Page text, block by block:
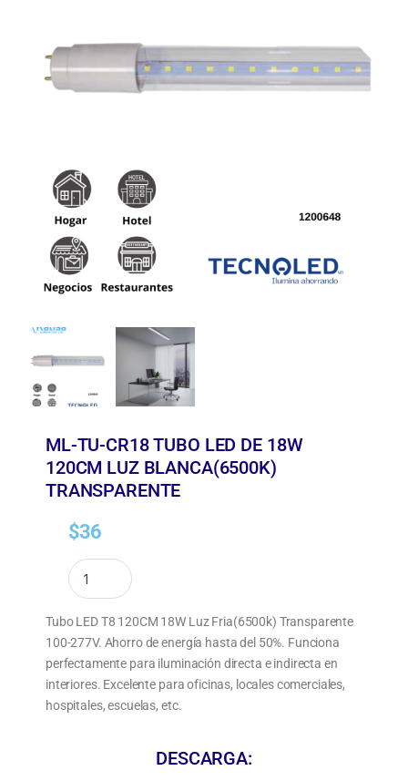
ML-TU-CR18 TUBO LED DE 18W
120CM LUZ BLANCA(6500K)
TRANSPARENTE
$36
Tubo LED T8 120CM 18W Luz Fria(6500k) Transparente
100-277V. Ahorro de energía hasta del 50%. Funciona
perfectamente para iluminación directa e indirecta en
interiores. Excelente para oficinas, locales comerciales,
hospitales, escuelas, etc.
DESCARGA: